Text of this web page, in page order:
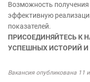
Возможность
эффективную
показателей.
ПРИСОЕДИНЯЙТЕСЬ К
УСПЕШНЫХ ИСТОРИЙ И
Вакансия опубликована 11